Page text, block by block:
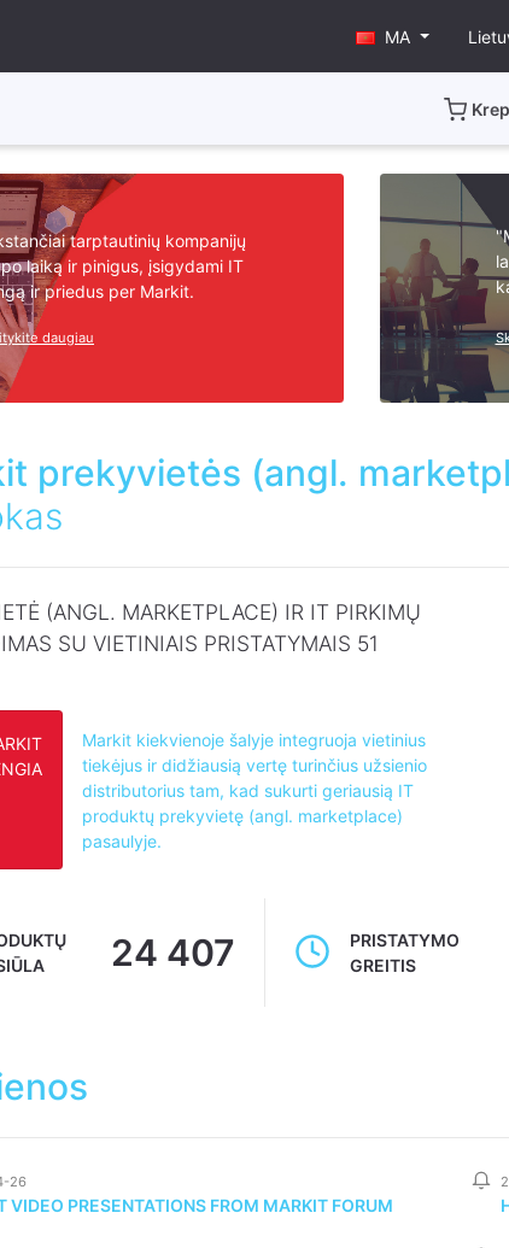
MA
tarptautinių kompanijų
laiką ir pinigus, įsigydami IT
ir priedus per Markit.
daugiau
prekyvietės (angl.
(ANGL. MARKETPLACE) IR IT PIRKIMŲ
SU VIETINIAIS PRISTATYMAIS 51
Markit kiekvienoje šalyje integruoja vietinius
tiekėjus ir didžiausią vertę turinčius užsienio
distributorius tam, kad sukurti geriausią IT
produktų prekyvietę (angl. marketplace)
pasaulyje.
24 407
PRISTATYMO
GREITIS
26
VIDEO PRESENTATIONS FROM MARKIT FORUM